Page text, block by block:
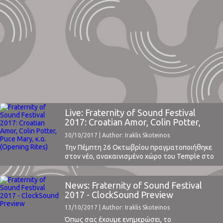
Live: Fraternity of Sound Festival
2017: Croatian Amor, Colin Potter,
Puce Mary, κ.α. (Opening Rites)
30/10/2017 | Author: Iraklis Skoteinos
Την Πέμπτη 26 Οκτωβρίου πραγματοποιήθηκε
στον νέο, ανακαινισμένο χώρο του Temple στο
Γκάζι, η εισαγωγική βραδιά συναυλιών, τα
"opening rites" δηλαδή, του Fraternity of Sound
Festival, σε μία συμπαραγωγή της 3 Shades of
Black, της 3P Lab και της Temple Productions,
Coherent States. Το Fraternity of Sound Festival
εστιάζει στον πειραματικό αλλά και ...
News: Fraternity of Sound Festival
2017 - ClockSound Preview
13/10/2017 | Author: Iraklis Skoteinos
Όπως σας έχουμε ενημερώσει, το